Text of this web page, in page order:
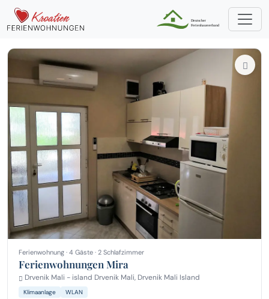
Ferienwohnung · 4 Gäste · 2 Schlafzimmer
Ferienwohnungen Mira
Drvenik Mali - island Drvenik Mali, Drvenik Mali Island
Klimaanlage WLAN